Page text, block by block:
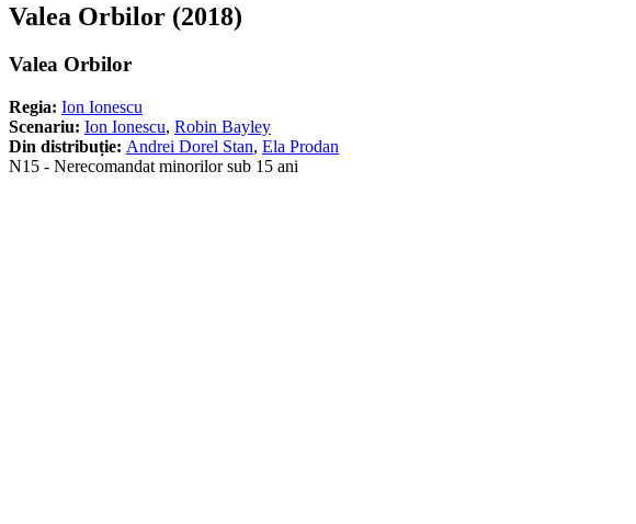
Valea Orbilor (2018)
Valea Orbilor
Regia: Ion Ionescu
Scenariu: Ion Ionescu, Robin Bayley
Din distribuție: Andrei Dorel Stan, Ela Prodan
N15 - Nerecomandat minorilor sub 15 ani